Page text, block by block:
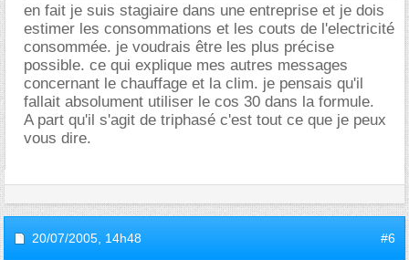
en fait je suis stagiaire dans une entreprise et je dois
estimer les consommations et les couts de l'electricité
consommée. je voudrais être les plus précise
possible. ce qui explique mes autres messages
concernant le chauffage et la clim. je pensais qu'il
fallait absolument utiliser le cos 30 dans la formule.
A part qu'il s'agit de triphasé c'est tout ce que je peux
vous dire.
20/07/2005, 14h48 #6